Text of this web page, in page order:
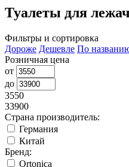
Туалеты для
Фильтры и сортировка
Дороже Дешевле По
Розничная цена
от
до
3550
33900
Страна производитель:
Германия
Китай
Бренд:
Ortonica